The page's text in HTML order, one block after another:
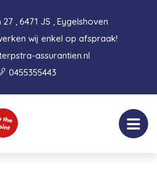
, 6471 JS , Eygelshoven
wij enkel op afspraak!
assurantien.nl
0455355443